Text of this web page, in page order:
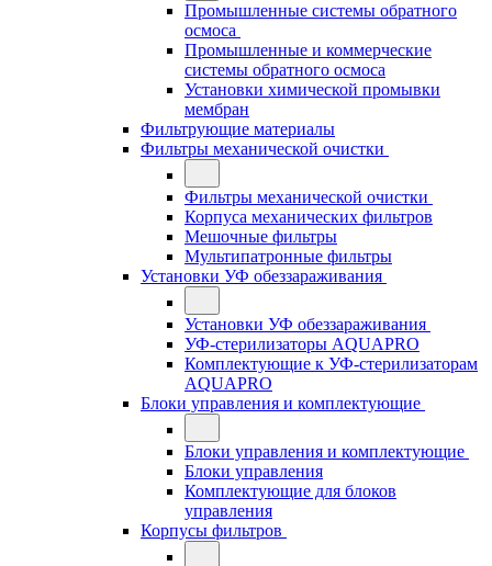
Промышленные системы обратного
осмоса
Промышленные и коммерческие
системы обратного осмоса
Установки химической промывки
мембран
Фильтрующие материалы
Фильтры механической очистки
Фильтры механической очистки
Корпуса механических фильтров
Мешочные фильтры
Мультипатронные фильтры
Установки УФ обеззараживания
Установки УФ обеззараживания
УФ-стерилизаторы AQUAPRO
Комплектующие к УФ-стерилизаторам
AQUAPRO
Блоки управления и комплектующие
Блоки управления и комплектующие
Блоки управления
Комплектующие для блоков
управления
Корпусы фильтров